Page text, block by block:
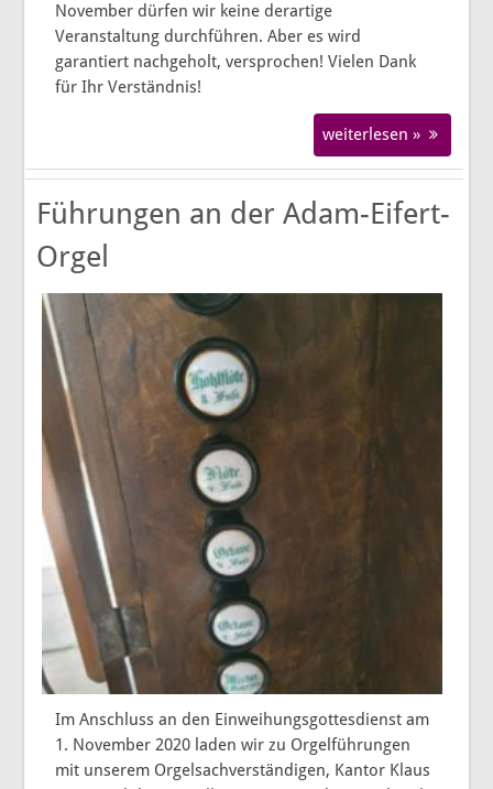
November dürfen wir keine derartige
Veranstaltung durchführen. Aber es wird
garantiert nachgeholt, versprochen! Vielen Dank
für Ihr Verständnis!
weiterlesen »
Führungen an der Adam-Eifert-
Orgel
Im Anschluss an den Einweihungsgottesdienst am
1. November 2020 laden wir zu Orgelführungen
mit unserem Orgelsachverständigen, Kantor Klaus